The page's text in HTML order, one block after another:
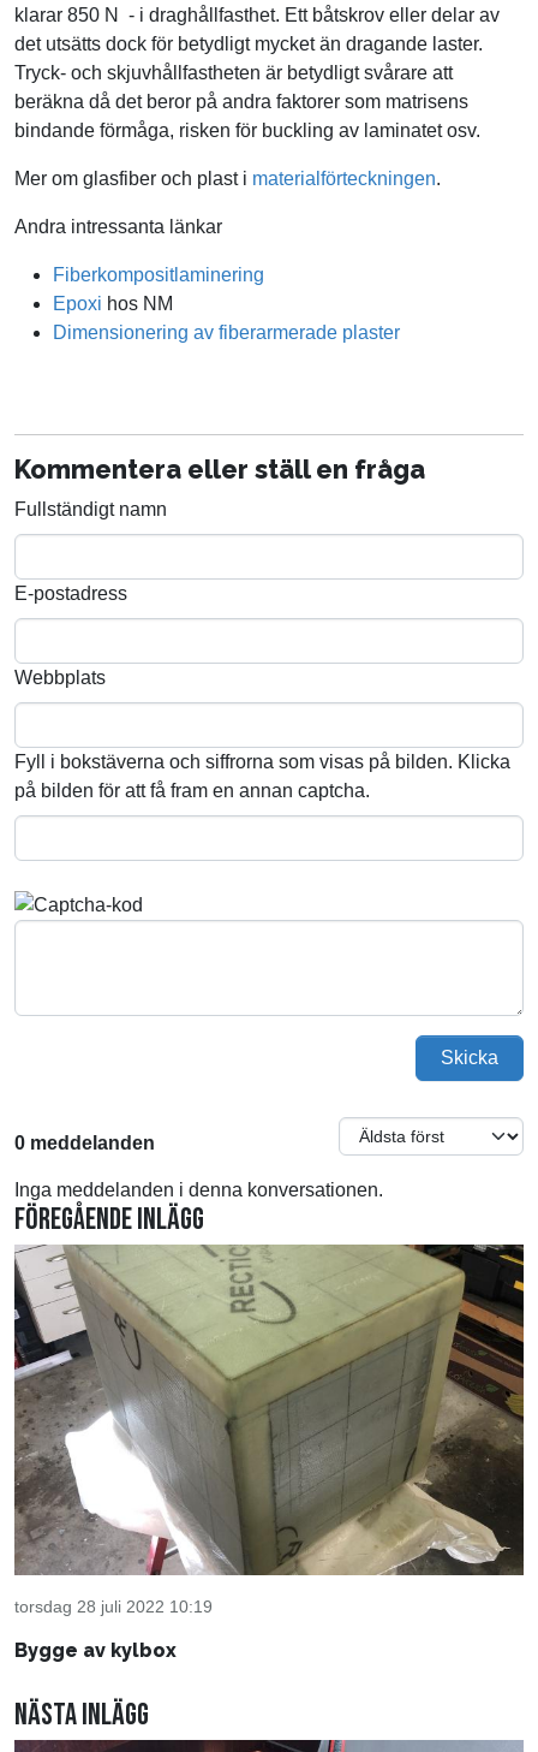
klarar 850 N - i draghållfasthet. Ett båtskrov eller delar av
det utsätts dock för betydligt mycket än dragande laster.
Tryck- och skjuvhållfastheten är betydligt svårare att
beräkna då det beror på andra faktorer som matrisens
bindande förmåga, risken för buckling av laminatet osv.
Mer om glasfiber och plast i materialförteckningen.
Andra intressanta länkar
Fiberkompositlaminering
Epoxi hos NM
Dimensionering av fiberarmerade plaster
Kommentera eller ställ en fråga
Fullständigt namn
E-postadress
Webbplats
Fyll i bokstäverna och siffrorna som visas på bilden. Klicka
på bilden för att få fram en annan captcha.
Skicka
0 meddelanden
Inga meddelanden i denna konversationen.
Föregående inlägg
torsdag 28 juli 2022 10:19
Bygge av kylbox
Nästa inlägg